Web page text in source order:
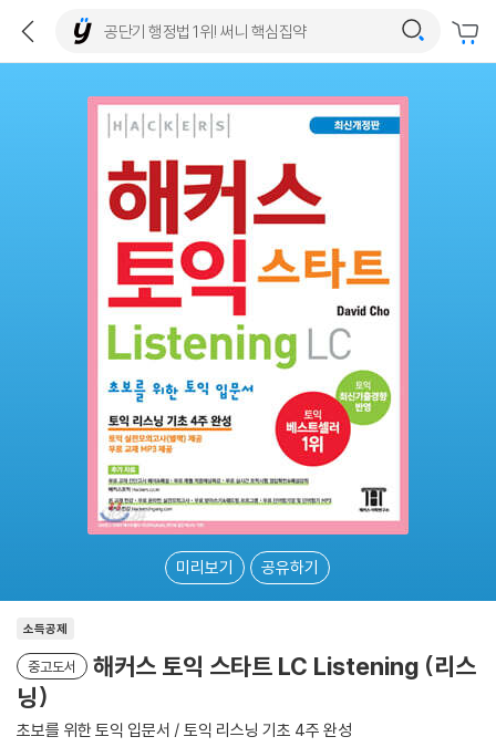
미리보기 공유하기
소득공제
중고도서
해커스 토익 스타트 LC Listening (리스
닝)
초보를 위한 토익 입문서 / 토익 리스닝 기초 4주 완성